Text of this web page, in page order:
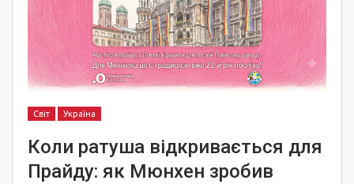
Світ Україна
Коли ратуша відкривається для
Прайду: як Мюнхен зробив